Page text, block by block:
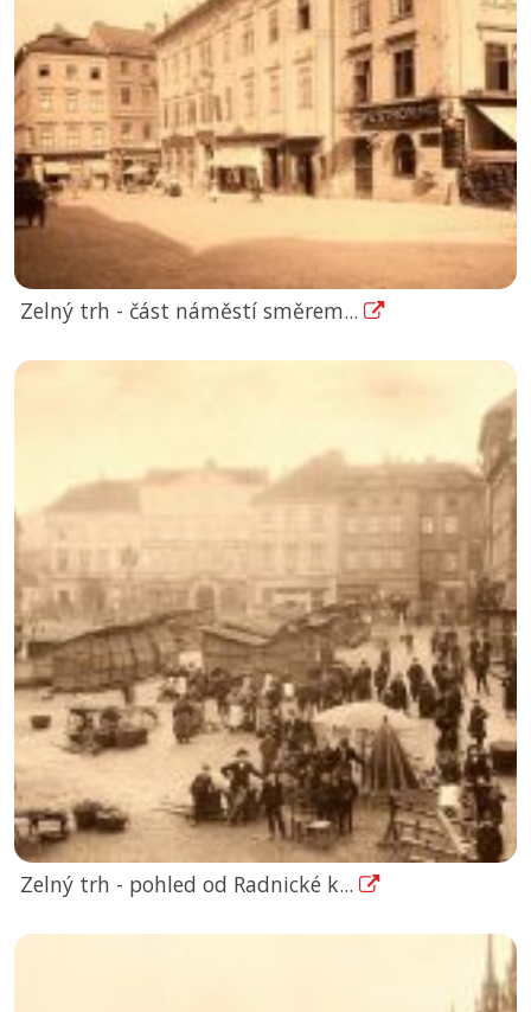
Zelný trh - část náměstí směrem...
Zelný trh - pohled od Radnické k...